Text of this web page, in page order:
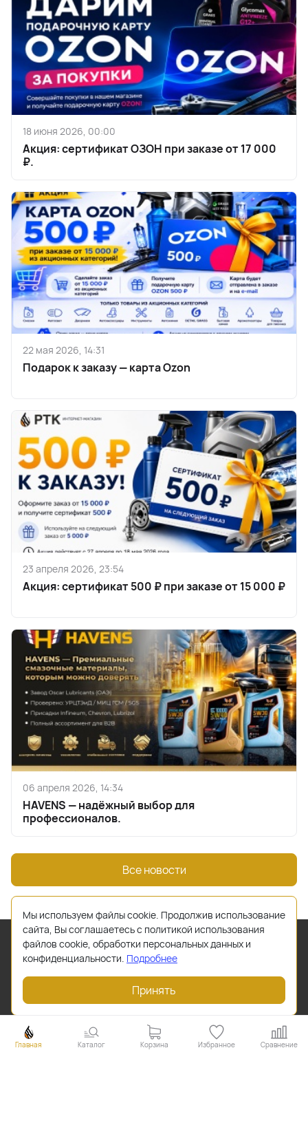
18 июня 2026, 00:00
Акция: сертификат ОЗОН при заказе от 17 000
₽.
22 мая 2026, 14:31
Подарок к заказу — карта Ozon
23 апреля 2026, 23:54
Акция: сертификат 500 ₽ при заказе от 15 000 ₽
06 апреля 2026, 14:34
HAVENS — надёжный выбор для
профессионалов.
Все новости
Главная Каталог Корзина Избранное Сравнение
Мы используем файлы cookie. Продолжив использование
сайта, Вы соглашаетесь с политикой использования
файлов cookie, обработки персональных данных и
конфиденциальности. Подробнее
Принять